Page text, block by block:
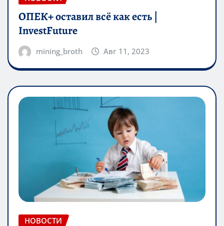
ОПЕК+ оставил всё как есть |
InvestFuture
mining_broth Авг 11, 2023
НОВОСТИ